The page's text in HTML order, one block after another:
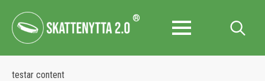
®
testar content